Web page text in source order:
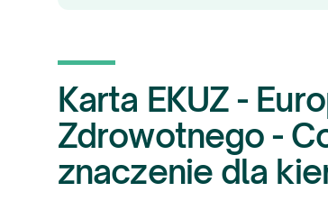
Karta EKUZ -
Zdrowotnego -
znaczenie dla